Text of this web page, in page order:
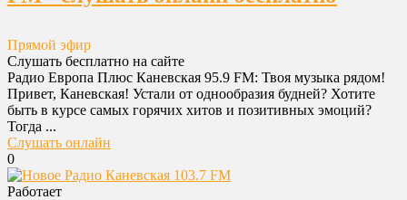
Прямой эфир
Слушать бесплатно на сайте
Радио Европа Плюс Каневская 95.9 FM: Твоя музыка рядом!
Привет, Каневская! Устали от однообразия будней? Хотите
быть в курсе самых горячих хитов и позитивных эмоций?
Тогда ...
Слушать онлайн
0
Работает